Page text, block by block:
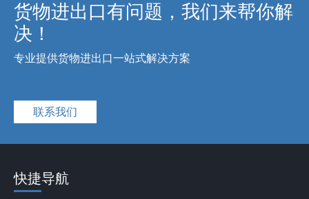
货物进出口有问题，我们来帮你解
决！
专业提供货物进出口一站式解决方案
联系我们
快捷导航